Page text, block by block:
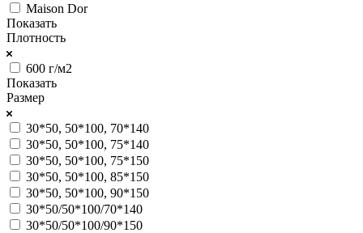
Maison Dor
Показать
Плотность
600 г/м2
Показать
Размер
30*50, 50*100, 70*140
30*50, 50*100, 75*140
30*50, 50*100, 75*150
30*50, 50*100, 85*150
30*50, 50*100, 90*150
30*50/50*100/70*140
30*50/50*100/90*150